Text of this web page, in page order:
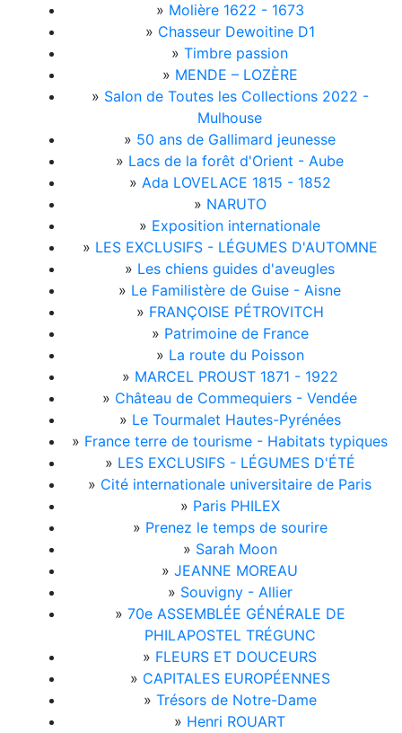
» Molière 1622 - 1673
» Chasseur Dewoitine D1
» Timbre passion
» MENDE – LOZÈRE
» Salon de Toutes les Collections 2022 -
Mulhouse
» 50 ans de Gallimard jeunesse
» Lacs de la forêt d'Orient - Aube
» Ada LOVELACE 1815 - 1852
» NARUTO
» Exposition internationale
» LES EXCLUSIFS - LÉGUMES D'AUTOMNE
» Les chiens guides d'aveugles
» Le Familistère de Guise - Aisne
» FRANÇOISE PÉTROVITCH
» Patrimoine de France
» La route du Poisson
» MARCEL PROUST 1871 - 1922
» Château de Commequiers - Vendée
» Le Tourmalet Hautes-Pyrénées
» France terre de tourisme - Habitats typiques
» LES EXCLUSIFS - LÉGUMES D'ÉTÉ
» Cité internationale universitaire de Paris
» Paris PHILEX
» Prenez le temps de sourire
» Sarah Moon
» JEANNE MOREAU
» Souvigny - Allier
» 70e ASSEMBLÉE GÉNÉRALE DE
PHILAPOSTEL TRÉGUNC
» FLEURS ET DOUCEURS
» CAPITALES EUROPÉENNES
» Trésors de Notre-Dame
» Henri ROUART